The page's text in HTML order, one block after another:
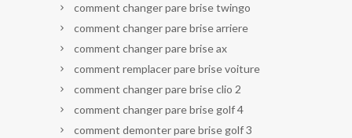
comment changer pare brise twingo
comment changer pare brise arriere
comment changer pare brise ax
comment remplacer pare brise voiture
comment changer pare brise clio 2
comment changer pare brise golf 4
comment demonter pare brise golf 3